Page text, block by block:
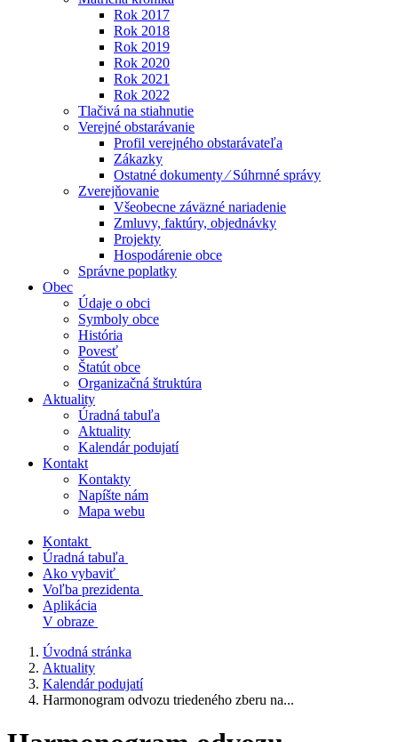
Rok 2017
Rok 2018
Rok 2019
Rok 2020
Rok 2021
Rok 2022
Tlačivá na stiahnutie
Verejné obstarávanie
Profil verejného obstarávateľa
Zákazky
Ostatné dokumenty ⁄ Súhrnné správy
Zverejňovanie
Všeobecne záväzné nariadenie
Zmluvy, faktúry, objednávky
Projekty
Hospodárenie obce
Správne poplatky
Obec
Údaje o obci
Symboly obce
História
Povesť
Štatút obce
Organizačná štruktúra
Aktuality
Úradná tabuľa
Aktuality
Kalendár podujatí
Kontakt
Kontakty
Napíšte nám
Mapa webu
Kontakt
Úradná tabuľa
Ako vybaviť
Voľba prezidenta
Aplikácia
V obraze
Úvodná stránka
Aktuality
Kalendár podujatí
Harmonogram odvozu triedeného zberu na...